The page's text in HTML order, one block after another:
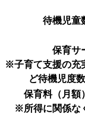
待機児童
保育サ
※子育て支援の充
ど待機児度
保育料（月額）
※所得に関係な